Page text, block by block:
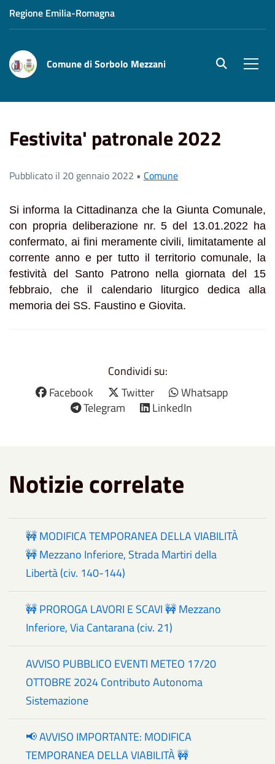
Regione Emilia-Romagna
Comune di Sorbolo Mezzani site.searc
Festivita' patronale 2022
Pubblicato il 20 gennaio 2022 • Comune
Si informa la Cittadinanza che la Giunta Comunale,
con propria deliberazione nr. 5 del 13.01.2022 ha
confermato, ai fini meramente civili, limitatamente al
corrente anno e per tutto il territorio comunale, la
festività del Santo Patrono nella giornata del 15
febbraio, che il calendario liturgico dedica alla
memoria dei SS. Faustino e Giovita.
Condividi su:
Facebook
Twitter
Whatsapp
Telegram
LinkedIn
Notizie correlate
🚧 MODIFICA TEMPORANEA DELLA VIABILITÀ
🚧 Mezzano Inferiore, Strada Martiri della
Libertà (civ. 140-144)
🚧 PROROGA LAVORI E SCAVI 🚧 Mezzano
Inferiore, Via Cantarana (civ. 21)
AVVISO PUBBLICO EVENTI METEO 17/20
OTTOBRE 2024 Contributo Autonoma
Sistemazione
📢 AVVISO IMPORTANTE: MODIFICA
TEMPORANEA DELLA VIABILITÀ 🚧